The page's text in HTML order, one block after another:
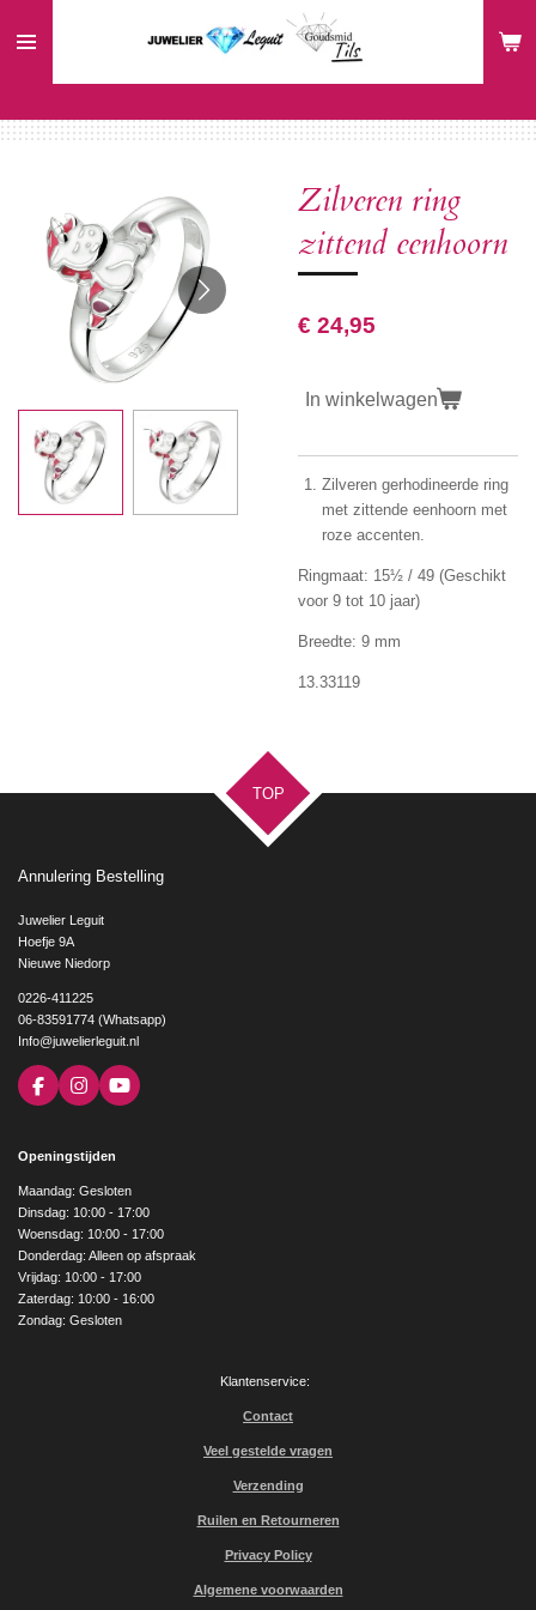
direct
hoofdinhoud
Zilveren ring
zittend eenhoorn
€ 24,95
In winkelwagen
Zilveren gerhodineerde ring
met zittende eenhoorn met
roze accenten.
Ringmaat: 15½ / 49 (Geschikt
voor 9 tot 10 jaar)
Breedte: 9 mm
13.33119
TOP
Annulering Bestelling
Juwelier Leguit
Hoefje 9A
Nieuwe Niedorp
0226-411225
06-83591774 (Whatsapp)
Info@juwelierleguit.nl
F
a
b
o
k
I
n
a
g
r
a
m
Y
o
e
Openingstijden
Maandag: Gesloten
Dinsdag: 10:00 - 17:00
Woensdag: 10:00 - 17:00
Donderdag: Alleen op afspraak
Vrijdag: 10:00 - 17:00
Zaterdag: 10:00 - 16:00
Zondag: Gesloten
Klantenservice:
Contact
Veel gestelde vragen
Verzending
Ruilen en Retourneren
Privacy Policy
Algemene voorwaarden